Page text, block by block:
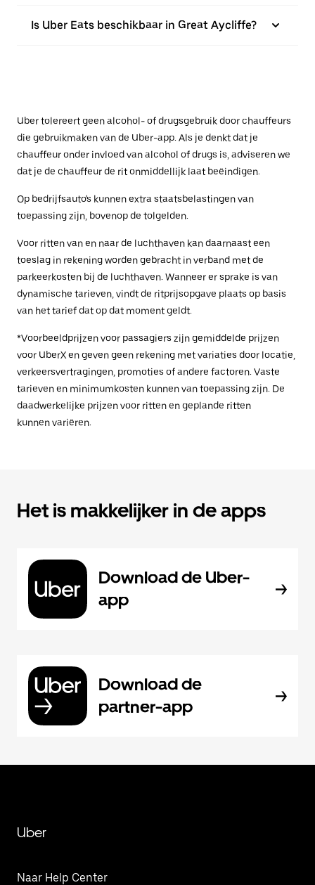
Is Uber Eats beschikbaar in Great Aycliffe?
Uber tolereert geen alcohol- of drugsgebruik door chauffeurs
die gebruikmaken van de Uber-app. Als je denkt dat je
chauffeur onder invloed van alcohol of drugs is, adviseren we
dat je de chauffeur de rit onmiddellijk laat beëindigen.
Op bedrijfsauto's kunnen extra staatsbelastingen van
toepassing zijn, bovenop de tolgelden.
Voor ritten van en naar de luchthaven kan daarnaast een
toeslag in rekening worden gebracht in verband met de
parkeerkosten bij de luchthaven. Wanneer er sprake is van
dynamische tarieven, vindt de ritprijsopgave plaats op basis
van het tarief dat op dat moment geldt.
*Voorbeeldprijzen voor passagiers zijn gemiddelde prijzen
voor UberX en geven geen rekening met variaties door locatie,
verkeersvertragingen, promoties of andere factoren. Vaste
tarieven en minimumkosten kunnen van toepassing zijn. De
daadwerkelijke prijzen voor ritten en geplande ritten
kunnen variëren.
Het is makkelijker in de apps
Download de Uber-
app
Download de
partner-app
Uber
Naar Help Center